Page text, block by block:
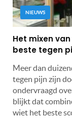
NIEUWS
Het mixen
beste tegen
Meer dan
tegen pijn zijn
ondervraagd
blijkt dat
wiet het beste